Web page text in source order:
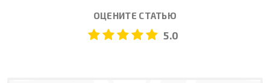
ОЦЕНИТЕ СТАТЬЮ
5.0